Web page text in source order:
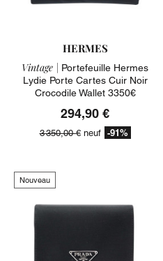
HERMES
Vintage | Portefeuille Hermes
Lydie Porte Cartes Cuir Noir
Crocodile Wallet 3350€
294,90 €
3 350,00 €neuf -91%
Nouveau